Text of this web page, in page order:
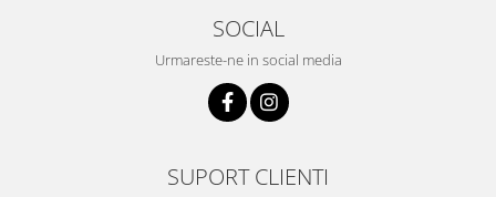
SOCIAL
Urmareste-ne in social media
SUPORT CLIENTI